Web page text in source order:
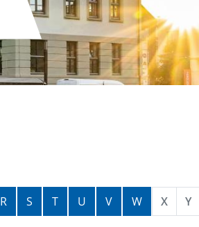
R S T U V W X Y